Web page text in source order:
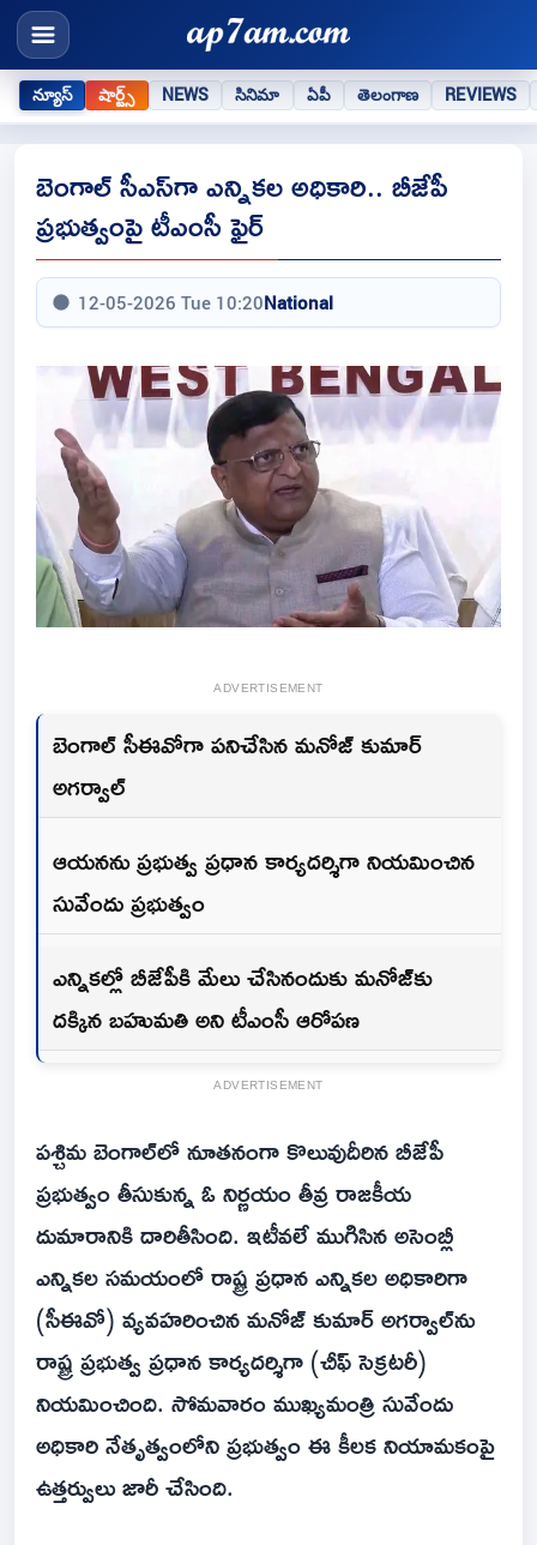
న్యూస్ షార్ట్స్ NEWS సినిమా ఏపీ తెలంగాణ REVIEWS
బెంగాల్ సీఎస్‌గా ఎన్నికల అధికారి.. బీజేపీ
ప్రభుత్వంపై టీఎంసీ ఫైర్
12-05-2026 Tue 10:20National
ADVERTISEMENT
బెంగాల్ సీఈవోగా పనిచేసిన మనోజ్ కుమార్
అగర్వాల్
ఆయనను ప్రభుత్వ ప్రధాన కార్యదర్శిగా నియమించిన
సువేందు ప్రభుత్వం
ఎన్నికల్లో బీజేపీకి మేలు చేసినందుకు మనోజ్‌కు
దక్కిన బహుమతి అని టీఎంసీ ఆరోపణ
ADVERTISEMENT
పశ్చిమ బెంగాల్‌లో నూతనంగా కొలువుదీరిన బీజేపీ
ప్రభుత్వం తీసుకున్న ఓ నిర్ణయం తీవ్ర రాజకీయ
దుమారానికి దారితీసింది. ఇటీవలే ముగిసిన అసెంబ్లీ
ఎన్నికల సమయంలో రాష్ట్ర ప్రధాన ఎన్నికల అధికారిగా
(సీఈవో) వ్యవహరించిన మనోజ్ కుమార్ అగర్వాల్‌ను
రాష్ట్ర ప్రభుత్వ ప్రధాన కార్యదర్శిగా (చీఫ్ సెక్రటరీ)
నియమించింది. సోమవారం ముఖ్యమంత్రి సువేందు
అధికారి నేతృత్వంలోని ప్రభుత్వం ఈ కీలక నియామకంపై
ఉత్తర్వులు జారీ చేసింది.